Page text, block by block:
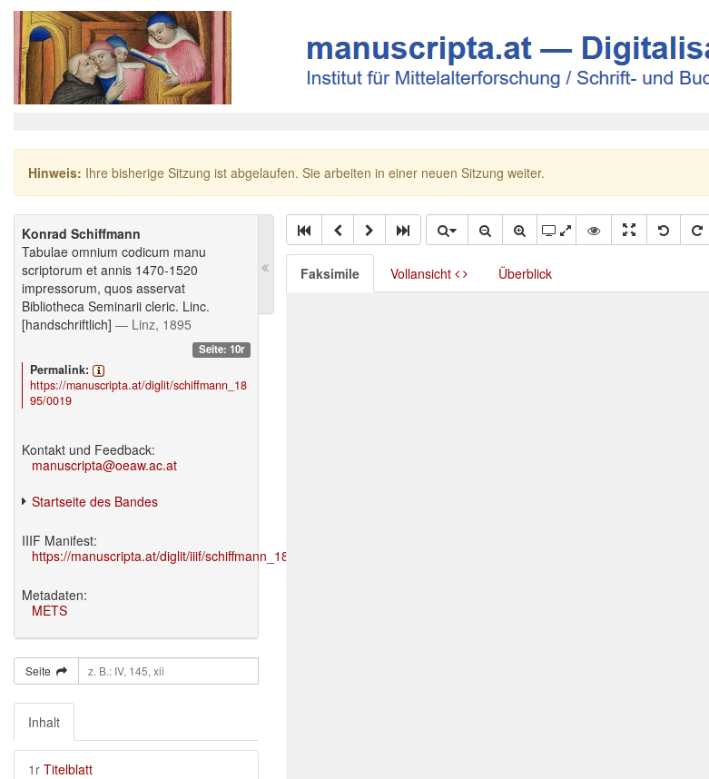
Hinweis: Ihre bisherige Sitzung ist abgelaufen. Sie arbeiten in einer neuen Sitzung weiter.
Konrad Schiffmann
Tabulae omnium codicum manu
scriptorum et annis 1470-1520
impressorum, quos asservat
Bibliotheca Seminarii cleric. Linc.
[handschriftlich] — Linz, 1895
Seite: 10r
Permalink:
https://manuscripta.at/diglit/schiffmann_18
95/0019
Kontakt und Feedback:
manuscripta@oeaw.ac.at
Startseite des Bandes
IIIF Manifest:
https://manuscripta.at/diglit/iiif/schiffmann_1895/manifest.json
Metadaten:
METS
Seite
Inhalt
1r Titelblatt
Faksimile Vollansicht Überblick